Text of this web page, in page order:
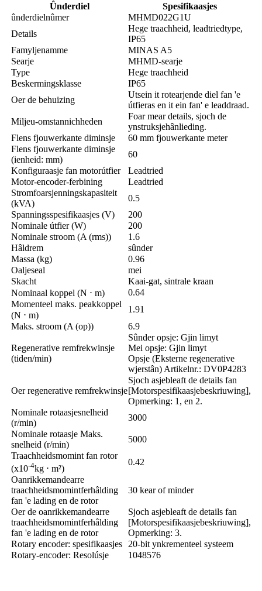
Ûnderdiel
Spesifikaasjes
ûnderdielnûmer
MHMD022G1U
Details
Hege traachheid, leadtriedtype,
IP65
Famyljenamme
MINAS A5
Searje
MHMD-searje
Type
Hege traachheid
Beskermingsklasse
IP65
Oer de behuizing
Utsein it rotearjende diel fan 'e
útfieras en it ein fan' e leaddraad.
Miljeu-omstannichheden
Foar mear details, sjoch de
ynstruksjehânlieding.
Flens fjouwerkante diminsje
60 mm fjouwerkante meter
Flens fjouwerkante diminsje
(ienheid: mm)
60
Konfiguraasje fan motorútfier
Leadtried
Motor-encoder-ferbining
Leadtried
Stromfoarsjenningskapasiteit
(kVA)
0.5
Spanningsspesifikaasjes (V)
200
Nominale útfier (W)
200
Nominale stroom (A (rms))
1.6
Hâldrem
sûnder
Massa (kg)
0.96
Oaljeseal
mei
Skacht
Kaai-gat, sintrale kraan
Nominaal koppel (N ⋅ m)
0.64
Momenteel maks. peakkoppel
(N ⋅ m)
1.91
Maks. stroom (A (op))
6.9
Regenerative remfrekwinsje
(tiden/min)
Sûnder opsje: Gjin limyt
Mei opsje: Gjin limyt
Opsje (Eksterne regenerative
wjerstân) Artikelnr.: DV0P4283
Oer regenerative remfrekwinsje
Sjoch asjebleaft de details fan
[Motorspesifikaasjebeskriuwing],
Opmerking: 1, en 2.
Nominale rotaasjesnelheid
(r/min)
3000
Nominale rotaasje Maks.
snelheid (r/min)
5000
Traachheidsmomint fan rotor
(x10-4kg ⋅ m²)
0.42
Oanrikkemandearre
traachheidsmomintferhâlding
fan 'e lading en de rotor
30 kear of minder
Oer de oanrikkemandearre
traachheidsmomintferhâlding
fan 'e lading en de rotor
Sjoch asjebleaft de details fan
[Motorspesifikaasjebeskriuwing],
Opmerking: 3.
Rotary encoder: spesifikaasjes
20-bit ynkrementeel systeem
Rotary-encoder: Resolúsje
1048576